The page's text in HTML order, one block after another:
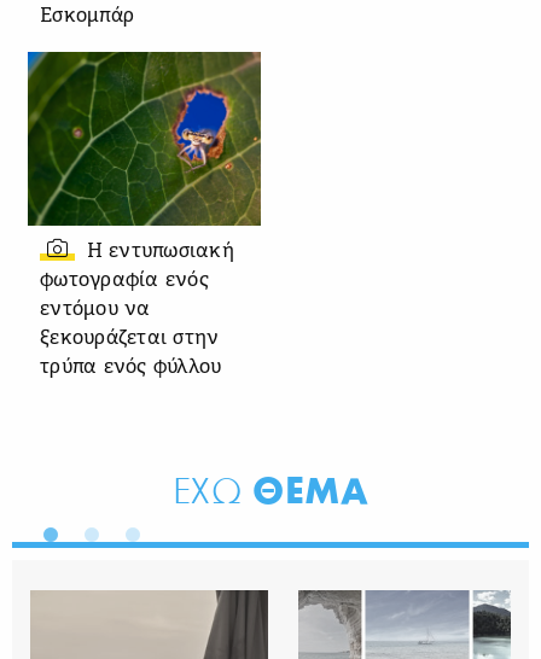
Εσκομπάρ
Η εντυπωσιακή
φωτογραφία ενός
εντόμου να
ξεκουράζεται στην
τρύπα ενός φύλλου
ΕΧΩ ΘΕΜΑ